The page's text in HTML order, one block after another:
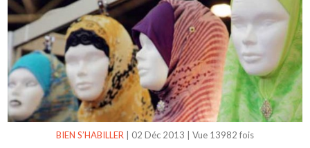
BIEN S’HABILLER 02 Déc 2013 Vue 13982 fois